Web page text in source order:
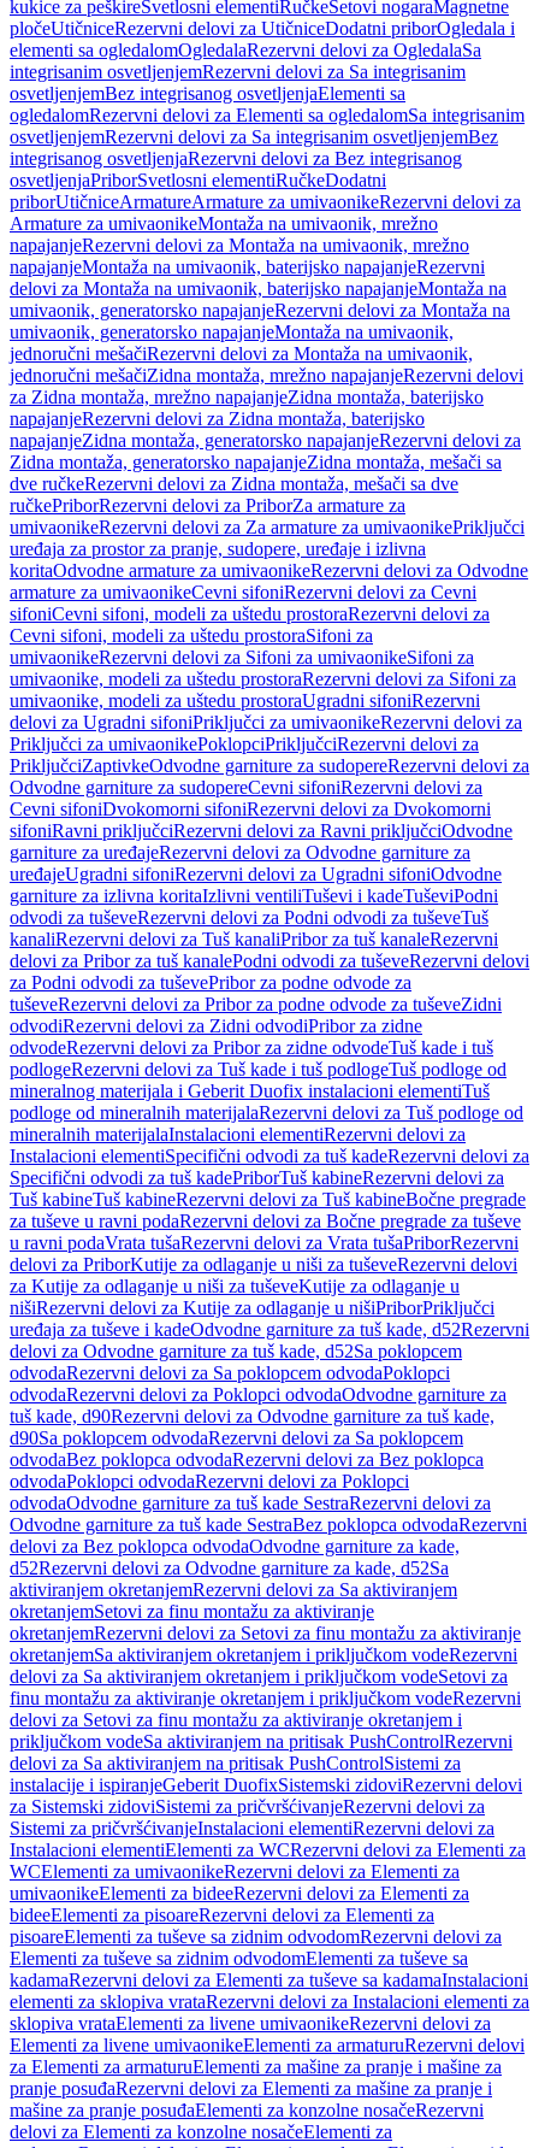
kukice za peškireSvetlosni elementiRučkeSetovi nogaraMagnetne
pločeUtičniceRezervni delovi za UtičniceDodatni priborOgledala i
elementi sa ogledalomOgledalaRezervni delovi za OgledalaSa
integrisanim osvetljenjemRezervni delovi za Sa integrisanim
osvetljenjemBez integrisanog osvetljenjaElementi sa
ogledalomRezervni delovi za Elementi sa ogledalomSa integrisanim
osvetljenjemRezervni delovi za Sa integrisanim osvetljenjemBez
integrisanog osvetljenjaRezervni delovi za Bez integrisanog
osvetljenjaPriborSvetlosni elementiRučkeDodatni
priborUtičniceArmatureArmature za umivaonikeRezervni delovi za
Armature za umivaonikeMontaža na umivaonik, mrežno
napajanjeRezervni delovi za Montaža na umivaonik, mrežno
napajanjeMontaža na umivaonik, baterijsko napajanjeRezervni
delovi za Montaža na umivaonik, baterijsko napajanjeMontaža na
umivaonik, generatorsko napajanjeRezervni delovi za Montaža na
umivaonik, generatorsko napajanjeMontaža na umivaonik,
jednoručni mešačiRezervni delovi za Montaža na umivaonik,
jednoručni mešačiZidna montaža, mrežno napajanjeRezervni delovi
za Zidna montaža, mrežno napajanjeZidna montaža, baterijsko
napajanjeRezervni delovi za Zidna montaža, baterijsko
napajanjeZidna montaža, generatorsko napajanjeRezervni delovi za
Zidna montaža, generatorsko napajanjeZidna montaža, mešači sa
dve ručkeRezervni delovi za Zidna montaža, mešači sa dve
ručkePriborRezervni delovi za PriborZa armature za
umivaonikeRezervni delovi za Za armature za umivaonikePriključci
uređaja za prostor za pranje, sudopere, uređaje i izlivna
koritaOdvodne armature za umivaonikeRezervni delovi za Odvodne
armature za umivaonikeCevni sifoniRezervni delovi za Cevni
sifoniCevni sifoni, modeli za uštedu prostoraRezervni delovi za
Cevni sifoni, modeli za uštedu prostoraSifoni za
umivaonikeRezervni delovi za Sifoni za umivaonikeSifoni za
umivaonike, modeli za uštedu prostoraRezervni delovi za Sifoni za
umivaonike, modeli za uštedu prostoraUgradni sifoniRezervni
delovi za Ugradni sifoniPriključci za umivaonikeRezervni delovi za
Priključci za umivaonikePoklopciPriključciRezervni delovi za
PriključciZaptivkeOdvodne garniture za sudopereRezervni delovi za
Odvodne garniture za sudopereCevni sifoniRezervni delovi za
Cevni sifoniDvokomorni sifoniRezervni delovi za Dvokomorni
sifoniRavni priključciRezervni delovi za Ravni priključciOdvodne
garniture za uređajeRezervni delovi za Odvodne garniture za
uređajeUgradni sifoniRezervni delovi za Ugradni sifoniOdvodne
garniture za izlivna koritaIzlivni ventiliTuševi i kadeTuševiPodni
odvodi za tuševeRezervni delovi za Podni odvodi za tuševeTuš
kanaliRezervni delovi za Tuš kanaliPribor za tuš kanaleRezervni
delovi za Pribor za tuš kanalePodni odvodi za tuševeRezervni delovi
za Podni odvodi za tuševePribor za podne odvode za
tuševeRezervni delovi za Pribor za podne odvode za tuševeZidni
odvodiRezervni delovi za Zidni odvodiPribor za zidne
odvodeRezervni delovi za Pribor za zidne odvodeTuš kade i tuš
podlogeRezervni delovi za Tuš kade i tuš podlogeTuš podloge od
mineralnog materijala i Geberit Duofix instalacioni elementiTuš
podloge od mineralnih materijalaRezervni delovi za Tuš podloge od
mineralnih materijalaInstalacioni elementiRezervni delovi za
Instalacioni elementiSpecifični odvodi za tuš kadeRezervni delovi za
Specifični odvodi za tuš kadePriborTuš kabineRezervni delovi za
Tuš kabineTuš kabineRezervni delovi za Tuš kabineBočne pregrade
za tuševe u ravni podaRezervni delovi za Bočne pregrade za tuševe
u ravni podaVrata tušaRezervni delovi za Vrata tušaPriborRezervni
delovi za PriborKutije za odlaganje u niši za tuševeRezervni delovi
za Kutije za odlaganje u niši za tuševeKutije za odlaganje u
nišiRezervni delovi za Kutije za odlaganje u nišiPriborPriključci
uređaja za tuševe i kadeOdvodne garniture za tuš kade, d52Rezervni
delovi za Odvodne garniture za tuš kade, d52Sa poklopcem
odvodaRezervni delovi za Sa poklopcem odvodaPoklopci
odvodaRezervni delovi za Poklopci odvodaOdvodne garniture za
tuš kade, d90Rezervni delovi za Odvodne garniture za tuš kade,
d90Sa poklopcem odvodaRezervni delovi za Sa poklopcem
odvodaBez poklopca odvodaRezervni delovi za Bez poklopca
odvodaPoklopci odvodaRezervni delovi za Poklopci
odvodaOdvodne garniture za tuš kade SestraRezervni delovi za
Odvodne garniture za tuš kade SestraBez poklopca odvodaRezervni
delovi za Bez poklopca odvodaOdvodne garniture za kade,
d52Rezervni delovi za Odvodne garniture za kade, d52Sa
aktiviranjem okretanjemRezervni delovi za Sa aktiviranjem
okretanjemSetovi za finu montažu za aktiviranje
okretanjemRezervni delovi za Setovi za finu montažu za aktiviranje
okretanjemSa aktiviranjem okretanjem i priključkom vodeRezervni
delovi za Sa aktiviranjem okretanjem i priključkom vodeSetovi za
finu montažu za aktiviranje okretanjem i priključkom vodeRezervni
delovi za Setovi za finu montažu za aktiviranje okretanjem i
priključkom vodeSa aktiviranjem na pritisak PushControlRezervni
delovi za Sa aktiviranjem na pritisak PushControlSistemi za
instalacije i ispiranjeGeberit DuofixSistemski zidoviRezervni delovi
za Sistemski zidoviSistemi za pričvršćivanjeRezervni delovi za
Sistemi za pričvršćivanjeInstalacioni elementiRezervni delovi za
Instalacioni elementiElementi za WCRezervni delovi za Elementi za
WCElementi za umivaonikeRezervni delovi za Elementi za
umivaonikeElementi za bideeRezervni delovi za Elementi za
bideeElementi za pisoareRezervni delovi za Elementi za
pisoareElementi za tuševe sa zidnim odvodomRezervni delovi za
Elementi za tuševe sa zidnim odvodomElementi za tuševe sa
kadamaRezervni delovi za Elementi za tuševe sa kadamaInstalacioni
elementi za sklopiva vrataRezervni delovi za Instalacioni elementi za
sklopiva vrataElementi za livene umivaonikeRezervni delovi za
Elementi za livene umivaonikeElementi za armaturuRezervni delovi
za Elementi za armaturuElementi za mašine za pranje i mašine za
pranje posuđaRezervni delovi za Elementi za mašine za pranje i
mašine za pranje posuđaElementi za konzolne nosačeRezervni
delovi za Elementi za konzolne nosačeElementi za